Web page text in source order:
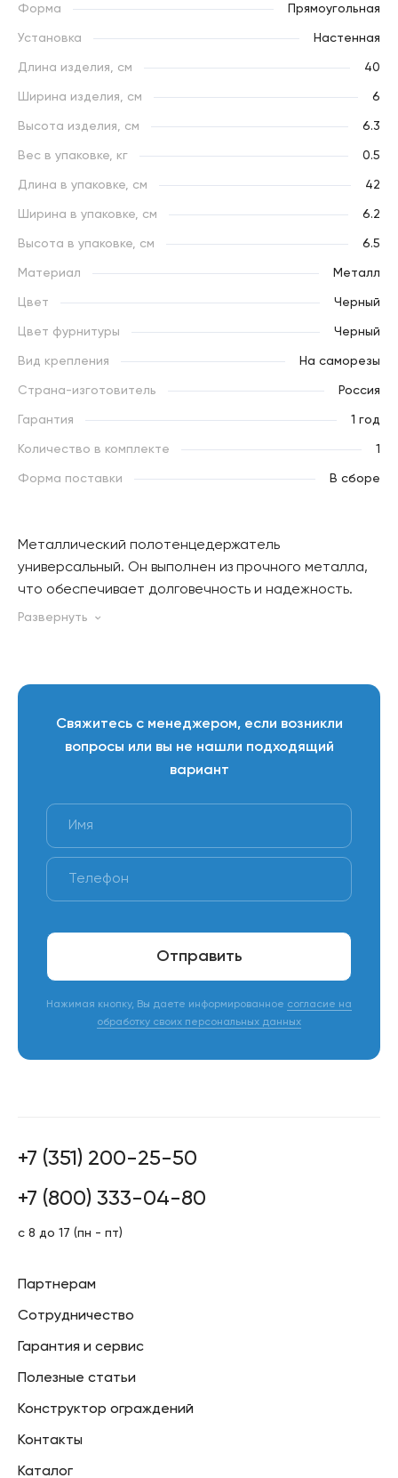
Форма Прямоугольная
Установка Настенная
Длина изделия, см 40
Ширина изделия, см 6
Высота изделия, см 6.3
Вес в упаковке, кг 0.5
Длина в упаковке, см 42
Ширина в упаковке, см 6.2
Высота в упаковке, см 6.5
Материал Металл
Цвет Черный
Цвет фурнитуры Черный
Вид крепления На саморезы
Страна-изготовитель Россия
Гарантия 1 год
Количество в комплекте 1
Форма поставки В сборе
Металлический полотенцедержатель
универсальный. Он выполнен из прочного металла,
что обеспечивает долговечность и надежность.
Благодаря своему простому и лаконичному дизайну,
Свяжитесь с менеджером, если возникли
вопросы или вы не нашли подходящий
вариант
Отправить
Нажимая кнопку, Вы даете информированное согласие на
обработку своих персональных данных
Партнерам
Сотрудничество
Гарантия и сервис
Полезные статьи
Конструктор ограждений
Контакты
Каталог
+7 (351) 200-25-50
+7 (800) 333-04-80
с 8 до 17 (пн - пт)